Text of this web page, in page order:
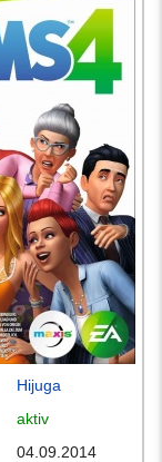
Hijuga
aktiv
04.09.2014